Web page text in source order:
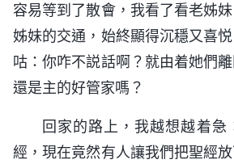
容易等到了散會，我看了看老姊
姊妹的交通，始終顯得沉穩又喜
咕：你咋不説話啊？就由着她們
還是主的好管家嗎？
回家的路上，我越想越着急
經，現在竟然有人讓我們把聖經